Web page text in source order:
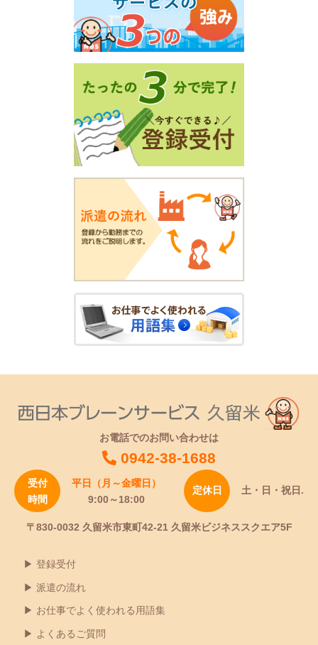
お電話でのお問い合わせは
0942-38-1688
受付
時間
平日（月～金曜日）
9:00～18:00
定休日 土・日・祝日.
〒830-0032 久留米市東町42-21 久留米ビジネススクエア5F
登録受付
派遣の流れ
お仕事でよく使われる用語集
よくあるご質問